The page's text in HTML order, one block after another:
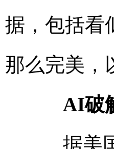
据，包括看
那么完美，
AI破
据美国